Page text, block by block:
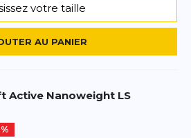
votre taille
AU PANIER
Active Nanoweight LS